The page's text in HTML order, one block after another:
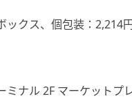
ックス、個包装：2,214
ミナル 2F マーケットプ